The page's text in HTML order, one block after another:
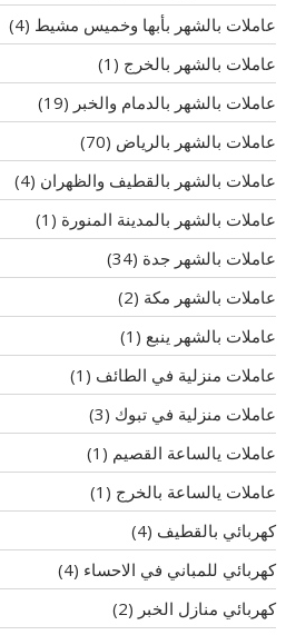
عاملات بالشهر بأبها وخميس مشيط (4)
عاملات بالشهر بالخرج (1)
عاملات بالشهر بالدمام والخبر (19)
عاملات بالشهر بالرياض (70)
عاملات بالشهر بالقطيف والظهران (4)
عاملات بالشهر بالمدينة المنورة (1)
عاملات بالشهر جدة (34)
عاملات بالشهر مكة (2)
عاملات بالشهر ينبع (1)
عاملات منزلية في الطائف (1)
عاملات منزلية في تبوك (3)
عاملات يالساعة القصيم (1)
عاملات يالساعة بالخرج (1)
كهربائي بالقطيف (4)
كهربائي للمباني في الاحساء (4)
كهربائي منازل الخبر (2)